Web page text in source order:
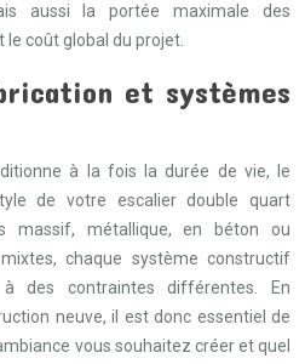
aussi la portée maximale des
coût global du projet.
et systèmes
à la fois la durée de vie, le
de votre escalier double quart
massif, métallique, en béton ou
chaque système constructif
des contraintes différentes. En
neuve, il est donc essentiel de
vous souhaitez créer et quel